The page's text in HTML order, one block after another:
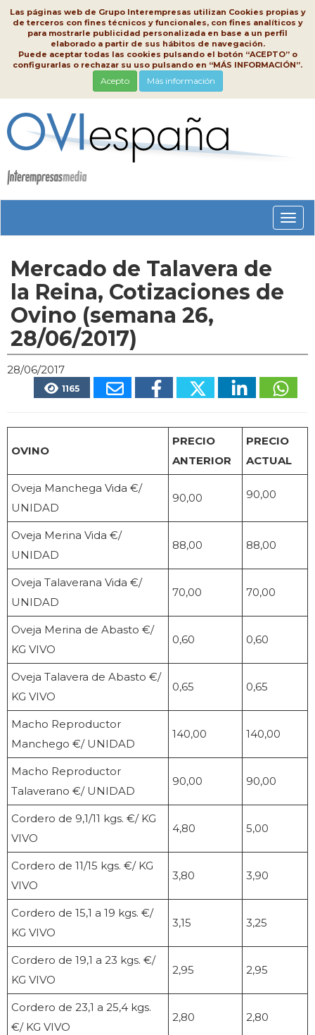
Las páginas web de Grupo Interempresas utilizan Cookies propias y
de terceros con fines técnicos y funcionales, con fines analíticos y
para mostrarle publicidad personalizada en base a un perfil
elaborado a partir de sus hábitos de navegación.
Puede aceptar todas las cookies pulsando el botón “ACEPTO” o
configurarlas o rechazar su uso pulsando en “MÁS INFORMACIÓN”.
Acepto Más información
Mercado de Talavera de
la Reina, Cotizaciones de
Ovino (semana 26,
28/06/2017)
28/06/2017
1165
OVINO
PRECIO
ANTERIOR
PRECIO
ACTUAL
Oveja Manchega Vida €/
UNIDAD
90,00 90,00
Oveja Merina Vida €/
UNIDAD
88,00 88,00
Oveja Talaverana Vida €/
UNIDAD
70,00 70,00
Oveja Merina de Abasto €/
KG VIVO
0,60 0,60
Oveja Talavera de Abasto €/
KG VIVO
0,65 0,65
Macho Reproductor
Manchego €/ UNIDAD
140,00 140,00
Macho Reproductor
Talaverano €/ UNIDAD
90,00 90,00
Cordero de 9,1/11 kgs. €/ KG
VIVO
4,80 5,00
Cordero de 11/15 kgs. €/ KG
VIVO
3,80 3,90
Cordero de 15,1 a 19 kgs. €/
KG VIVO
3,15 3,25
Cordero de 19,1 a 23 kgs. €/
KG VIVO
2,95 2,95
Cordero de 23,1 a 25,4 kgs.
€/ KG VIVO
2,80 2,80